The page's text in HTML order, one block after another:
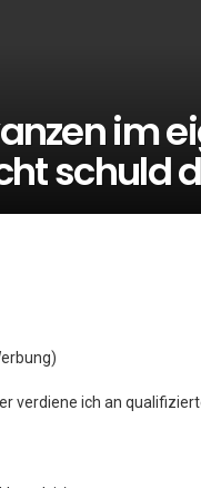
im
schuld
verdiene ich an